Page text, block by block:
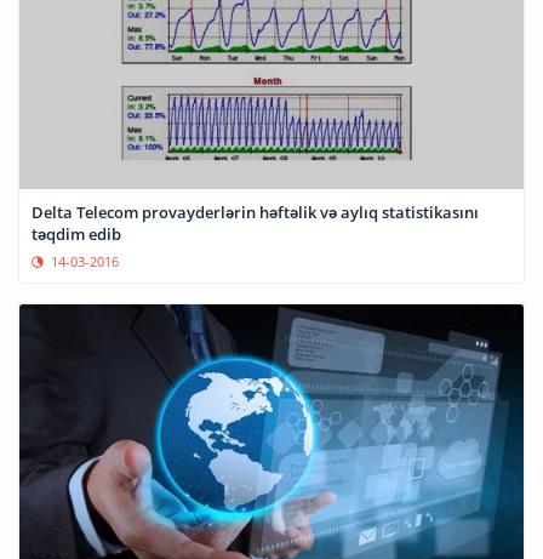
Delta Telecom provayderlərin həftəlik və aylıq statistikasını
təqdim edib
14-03-2016